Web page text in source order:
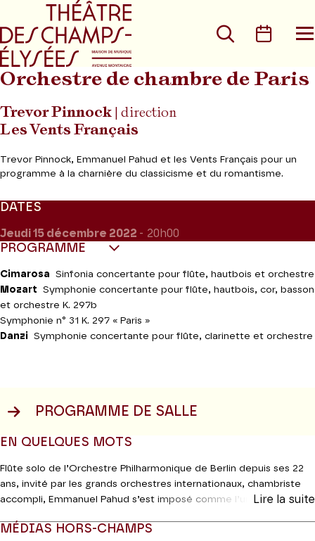
Aller au menu principal
Rechercher
Orchestre de chambre de Paris
Trevor Pinnock | direction
Les Vents Français
Trevor Pinnock, Emmanuel Pahud et les Vents Français pour un
programme à la charnière du classicisme et du romantisme.
DATES
Jeudi 15 décembre 2022 - 20h00
PROGRAMME
Cimarosa Sinfonia concertante pour flûte, hautbois et orchestre
Mozart Symphonie concertante pour flûte, hautbois, cor, basson
et orchestre K. 297b
Symphonie n° 31 K. 297 « Paris »
Danzi Symphonie concertante pour flûte, clarinette et orchestre
PROGRAMME DE SALLE
EN QUELQUES MOTS
Flûte solo de l’Orchestre Philharmonique de Berlin depuis ses 22
ans, invité par les grands orchestres internationaux, chambriste
accompli, Emmanuel Pahud s’est imposé comme l’un des flûtistes
ses collègues des Vents Français. Au programme des
Lire la suite
MÉDIAS HORS-CHAMPS